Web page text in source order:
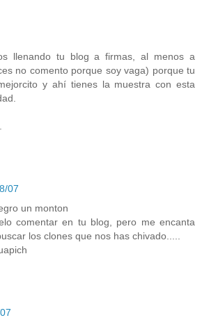
llenando tu blog a firmas, al menos a
no comento porque soy vaga) porque tu
y ahí tienes la muestra con esta
07
un monton
comentar en tu blog, pero me encanta
los clones que nos has chivado.....